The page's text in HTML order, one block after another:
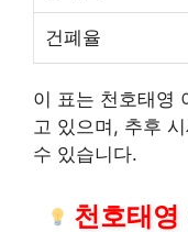
건폐율
이 표는 천호태영
고 있으며, 추후
수 있습니다.
천호태영